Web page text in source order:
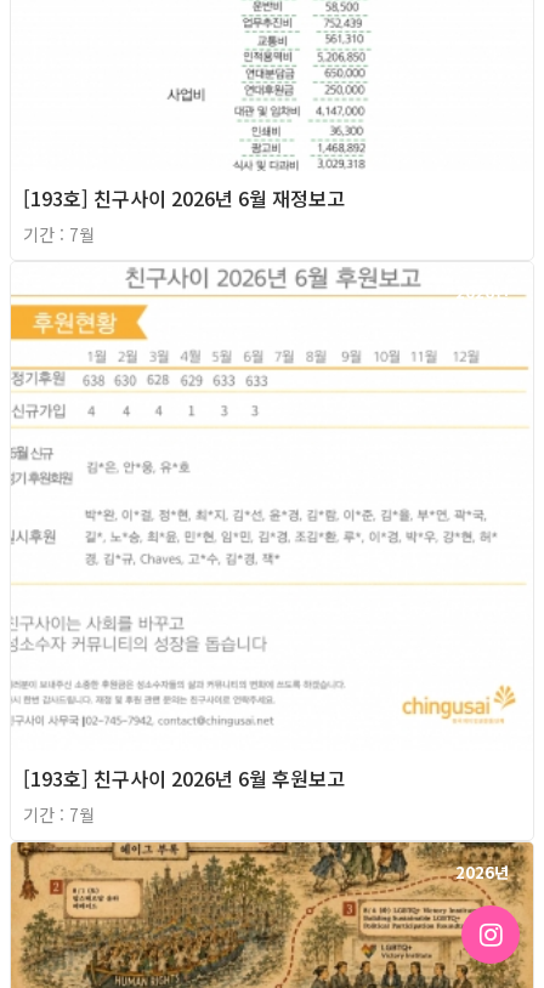
[193호] 친구사이 2026년 6월 재정보고
기간 : 7월
2026년
[193호] 친구사이 2026년 6월 후원보고
기간 : 7월
2026년